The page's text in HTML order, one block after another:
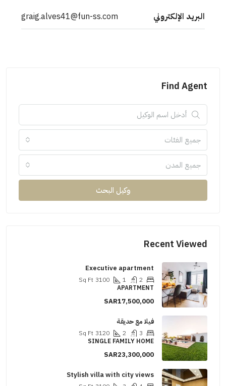
البريد الإلكتروني graig.alves41@fun-ss.com
Find Agent
جميع الفئات
جميع المدن
وكيل البحث
Recent Viewed
Executive apartment
2
3100
Sq Ft
APARTMENT
SAR17,500,000
فيلا مع حديقة
2
3120
Sq Ft
SINGLE FAMILY HOME
SAR23,300,000
Stylish villa with city views